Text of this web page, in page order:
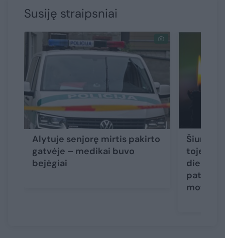
Susiję straipsniai
Alytuje senjorę mirtis pakirto
gatvėje – medikai buvo
bejėgiai
Šiurpūs
toje
dieną
paties
moterys